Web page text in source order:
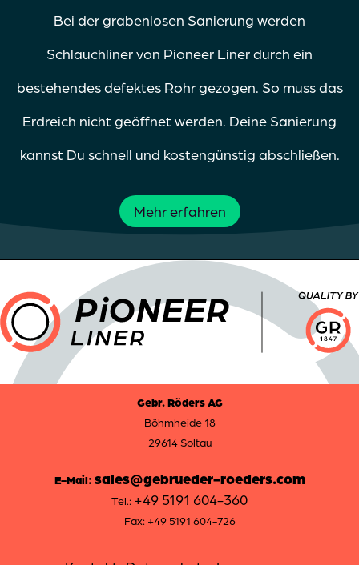
Bei der grabenlosen Sanierung werden
Schlauchliner von Pioneer Liner durch ein
bestehendes defektes Rohr gezogen. So muss das
Erdreich nicht geöffnet werden. Deine Sanierung
kannst Du schnell und kostengünstig abschließen.
Mehr erfahren
Gebr. Röders AG
Böhmheide 18
29614 Soltau
E-Mail: sales@gebrueder-roeders.com
Tel.: +49 5191 604-360
Fax: +49 5191 604-726